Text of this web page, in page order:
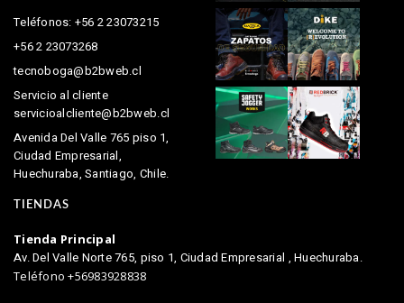
Teléfonos: +56 2 23073215
+56 2 23073268
tecnoboga@b2bweb.cl
Servicio al cliente
servicioalcliente@b2bweb.cl
Avenida Del Valle 765 piso 1,
Ciudad Empresarial,
Huechuraba, Santiago, Chile.
TIENDAS
Tienda Principal
Av. Del Valle Norte 765, piso 1, Ciudad Empresarial , Huechuraba.
Teléfono +56983928838